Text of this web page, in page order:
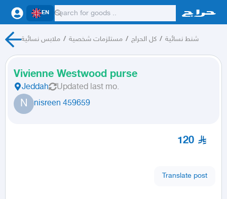
EN
ملابس نسائية / مستلزمات شخصية / كل الحراج / شنط نسائية
Vivienne Westwood purse
Jeddah Updated last mo.
N nisreen 459659
120
Translate post